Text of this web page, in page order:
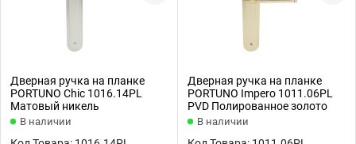
Дверная ручка на планке
PORTUNO Chic 1016.14PL
Матовый никель
В наличии
Дверная ручка на планке
PORTUNO Impero 1011.06PL
PVD Полированное золото
В наличии